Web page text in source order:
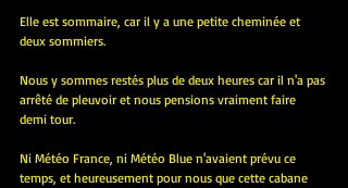
Elle est sommaire, car il y a une petite cheminée et
deux sommiers.
Nous y sommes restés plus de deux heures car il n'a pas
arrêté de pleuvoir et nous pensions vraiment faire
demi tour.
Ni Météo France, ni Météo Blue n'avaient prévu ce
temps, et heureusement pour nous que cette cabane